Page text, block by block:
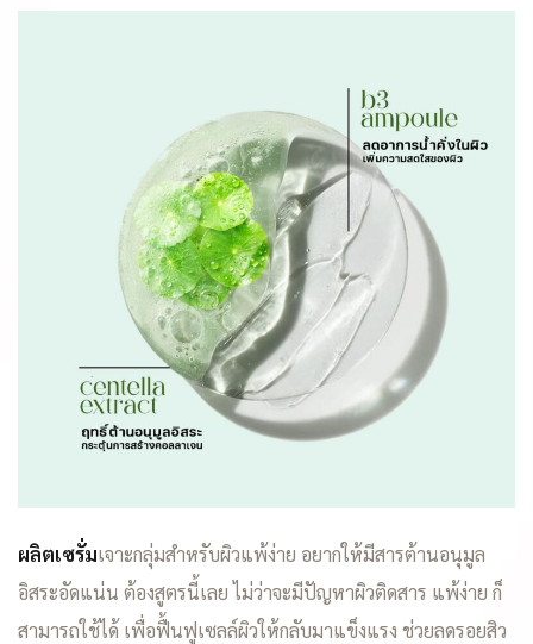
ผลิตเซรั่มเจาะกลุ่มสำหรับผิวแพ้ง่าย อยากให้มีสารต้านอนุมูล
อิสระอัดแน่น ต้องสูตรนี้เลย ไม่ว่าจะมีปัญหาผิวติดสาร แพ้ง่าย ก็
สามารถใช้ได้ เพื่อฟื้นฟูเซลล์ผิวให้กลับมาแข็งแรง ช่วยลดรอยสิว